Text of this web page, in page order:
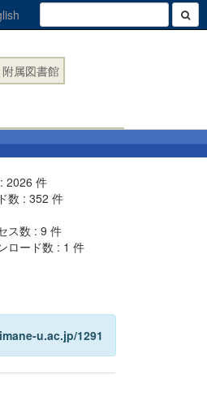
附属図書館
:2026 件
数 :352 件
ス数 :9 件
ロード数 : 1 件
u.ac.jp/1291